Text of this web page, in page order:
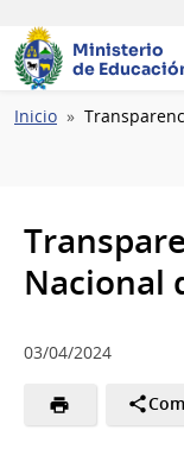
Ministerio
de
Ruta
Inicio
Nacional
03/04/2024